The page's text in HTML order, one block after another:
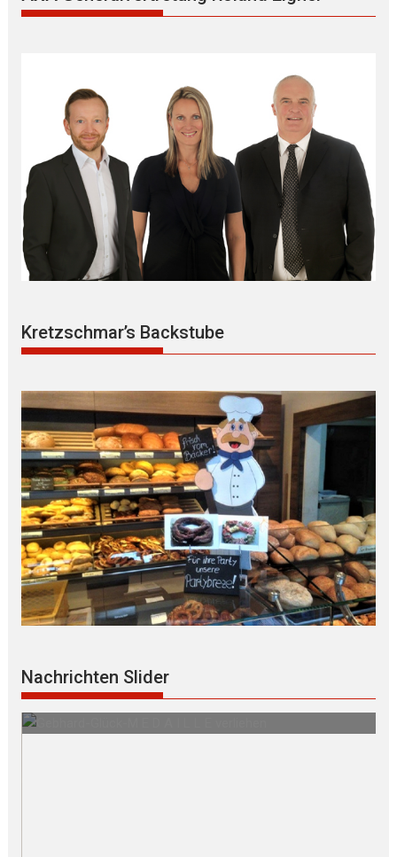
Kretzschmar’s Backstube
Nachrichten Slider
B Ü R G E R S P R E C H S T U N D E mit Ursula
WEGER